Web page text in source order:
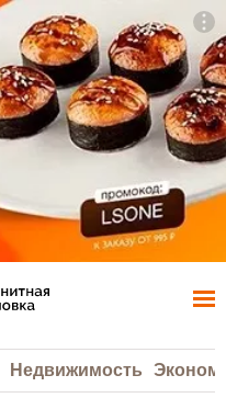
Недвижимость